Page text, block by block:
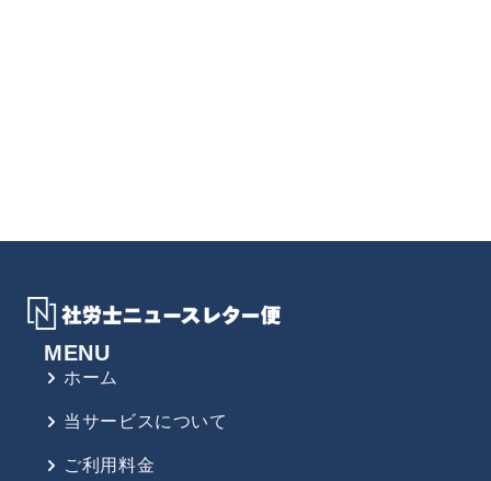
MENU
ホーム
当サービスについて
ご利用料金